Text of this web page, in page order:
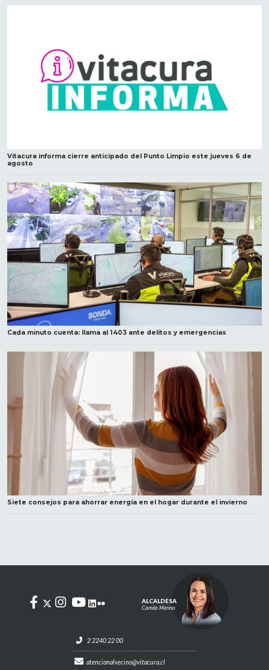
Vitacura informa cierre anticipado del Punto Limpio este jueves 6 de
agosto
Cada minuto cuenta: llama al 1403 ante delitos y emergencias
Siete consejos para ahorrar energía en el hogar durante el invierno
2 2240 22 00
atencionalvecino@vitacura.cl
ALCALDESA
Camila Merino